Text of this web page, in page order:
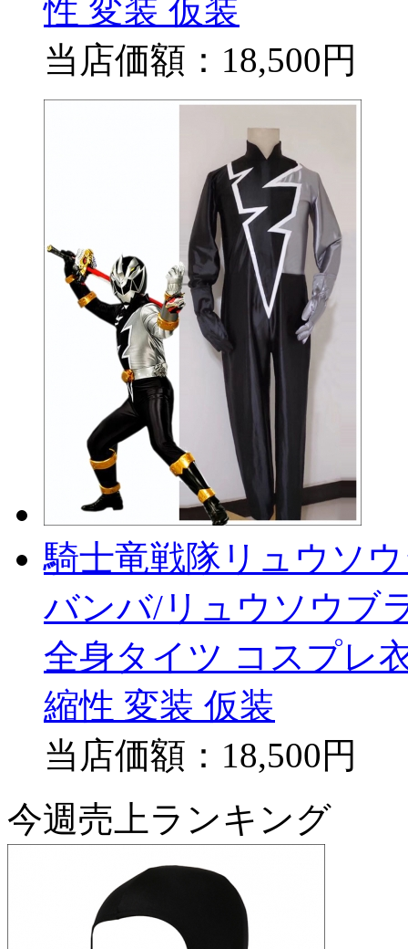
性 変装 仮装
当店価額： 18,500円
騎士竜戦隊リュウソ
バンバ/リュウソウブ
全身タイツ コスプレ
縮性 変装 仮装
当店価額： 18,500円
今週売上ランキング